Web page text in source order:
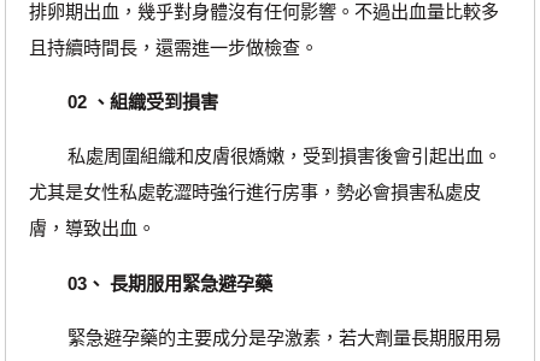
排卵期出血，幾乎對身體沒有任何影響。不過出血量比較多
且持續時間長，還需進一步做檢查。
02 、組織受到損害
私處周圍組織和皮膚很嬌嫩，受到損害後會引起出血。
尤其是女性私處乾澀時強行進行房事，勢必會損害私處皮
膚，導致出血。
03、 長期服用緊急避孕藥
緊急避孕藥的主要成分是孕激素，若大劑量長期服用易